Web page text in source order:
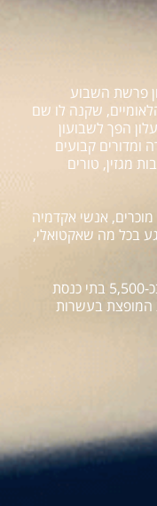
עלון פרשת השבוע
שקנה לו שם
הפך לשבועון
ומדורים קבועים
מגזין, טורים
אנשי אקדמיה
בכל מה שאקטואלי,
השבועון מופץ בעשרות אלפי עותקים בכ-5,500 בתי כנסת
המופצת בעשרות